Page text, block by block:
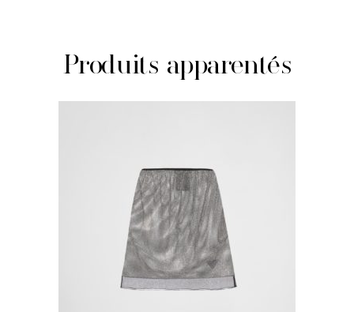
Produits apparentés
JE SHOPPE